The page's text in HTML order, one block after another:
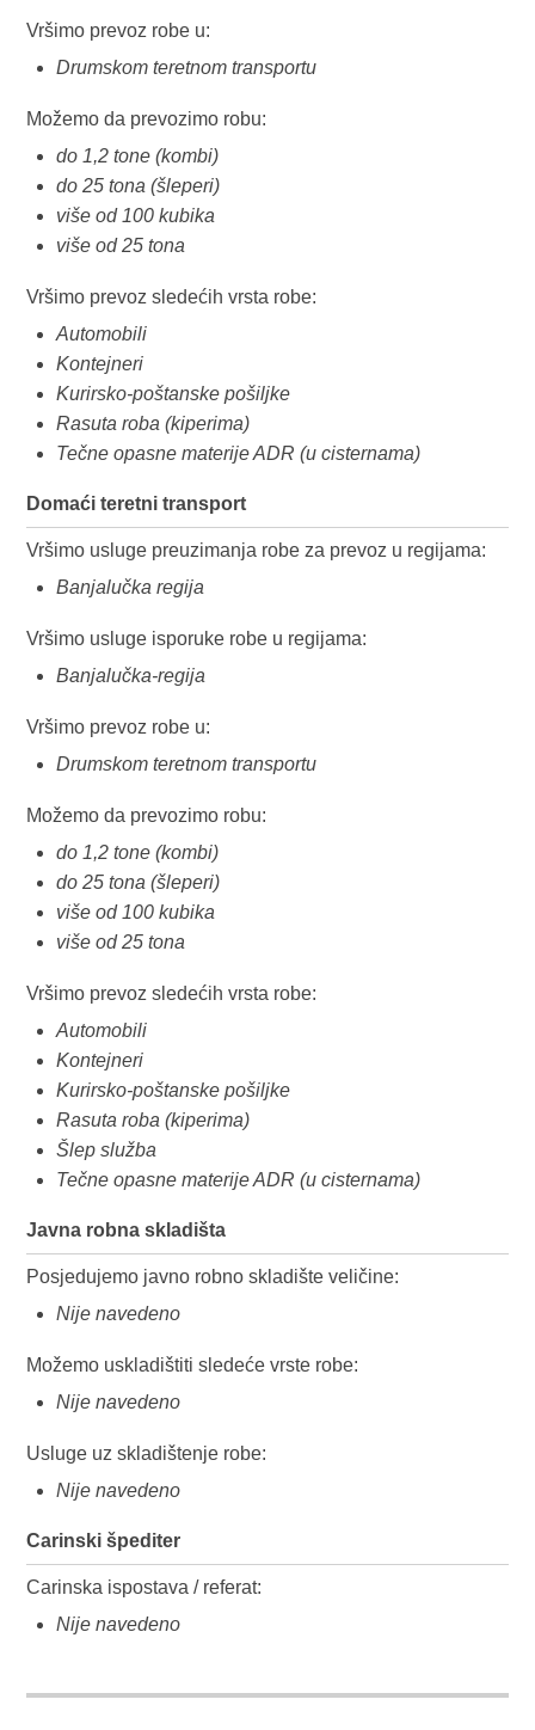
Vršimo prevoz robe u:
Drumskom teretnom transportu
Možemo da prevozimo robu:
do 1,2 tone (kombi)
do 25 tona (šleperi)
više od 100 kubika
više od 25 tona
Vršimo prevoz sledećih vrsta robe:
Automobili
Kontejneri
Kurirsko-poštanske pošiljke
Rasuta roba (kiperima)
Tečne opasne materije ADR (u cisternama)
Domaći teretni transport
Vršimo usluge preuzimanja robe za prevoz u regijama:
Banjalučka regija
Vršimo usluge isporuke robe u regijama:
Banjalučka-regija
Vršimo prevoz robe u:
Drumskom teretnom transportu
Možemo da prevozimo robu:
do 1,2 tone (kombi)
do 25 tona (šleperi)
više od 100 kubika
više od 25 tona
Vršimo prevoz sledećih vrsta robe:
Automobili
Kontejneri
Kurirsko-poštanske pošiljke
Rasuta roba (kiperima)
Šlep služba
Tečne opasne materije ADR (u cisternama)
Javna robna skladišta
Posjedujemo javno robno skladište veličine:
Nije navedeno
Možemo uskladištiti sledeće vrste robe:
Nije navedeno
Usluge uz skladištenje robe:
Nije navedeno
Carinski špediter
Carinska ispostava / referat:
Nije navedeno